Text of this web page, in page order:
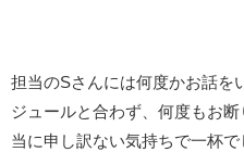
担当のSさんには何度かお話を
ジュールと合わず、何度もお
当に申し訳ない気持ちで一杯で